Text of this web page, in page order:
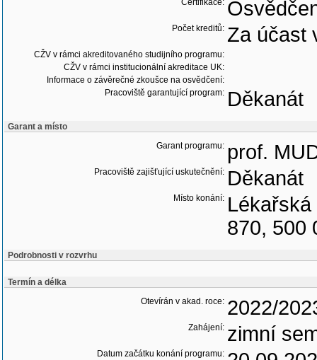
Certifikace:
Počet kreditů: Za účast
CŽV v rámci akreditovaného studijního programu:
CŽV v rámci institucionální akreditace UK:
Informace o závěrečné zkoušce na osvědčení:
Děkanát
prof.
Děkanát
Lékařská
870, 500
2022/
zimní